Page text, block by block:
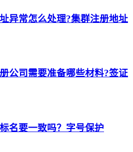
异常怎么处理?集群注册地址
公司需要准备哪些材料?签证
名要一致吗？字号保护